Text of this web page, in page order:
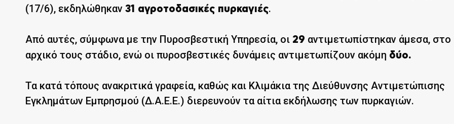
(17/6), εκδηλώθηκαν 31 αγροτοδασικές πυρκαγιές.
Από αυτές, σύμφωνα με την Πυροσβεστική Υπηρεσία, οι 29 αντιμετωπίστηκαν άμεσα, στο
αρχικό τους στάδιο, ενώ οι πυροσβεστικές δυνάμεις αντιμετωπίζουν ακόμη δύο.
Τα κατά τόπους ανακριτικά γραφεία, καθώς και Κλιμάκια της Διεύθυνσης Αντιμετώπισης
Εγκλημάτων Εμπρησμού (Δ.Α.Ε.Ε.) διερευνούν τα αίτια εκδήλωσης των πυρκαγιών.